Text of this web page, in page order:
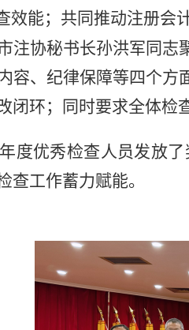
效能；共同推动注册会
注协秘书长孙洪军同志
容、纪律保障等四个
闭环；同时要求全体检
度优秀检查人员发放了
查工作蓄力赋能。